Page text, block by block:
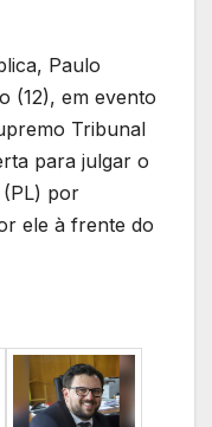
Paulo
(12), em evento
Tribunal
para julgar o
por
ele à frente do